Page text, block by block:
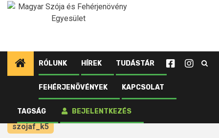
Ugrás
RÓLUNK HÍREK TUDÁSTÁR
FEHÉRJENÖVÉNYEK KAPCSOLAT
TAGSÁG BEJELENTKEZÉS
Kezdőlap
– Budapest
szojaf_k5